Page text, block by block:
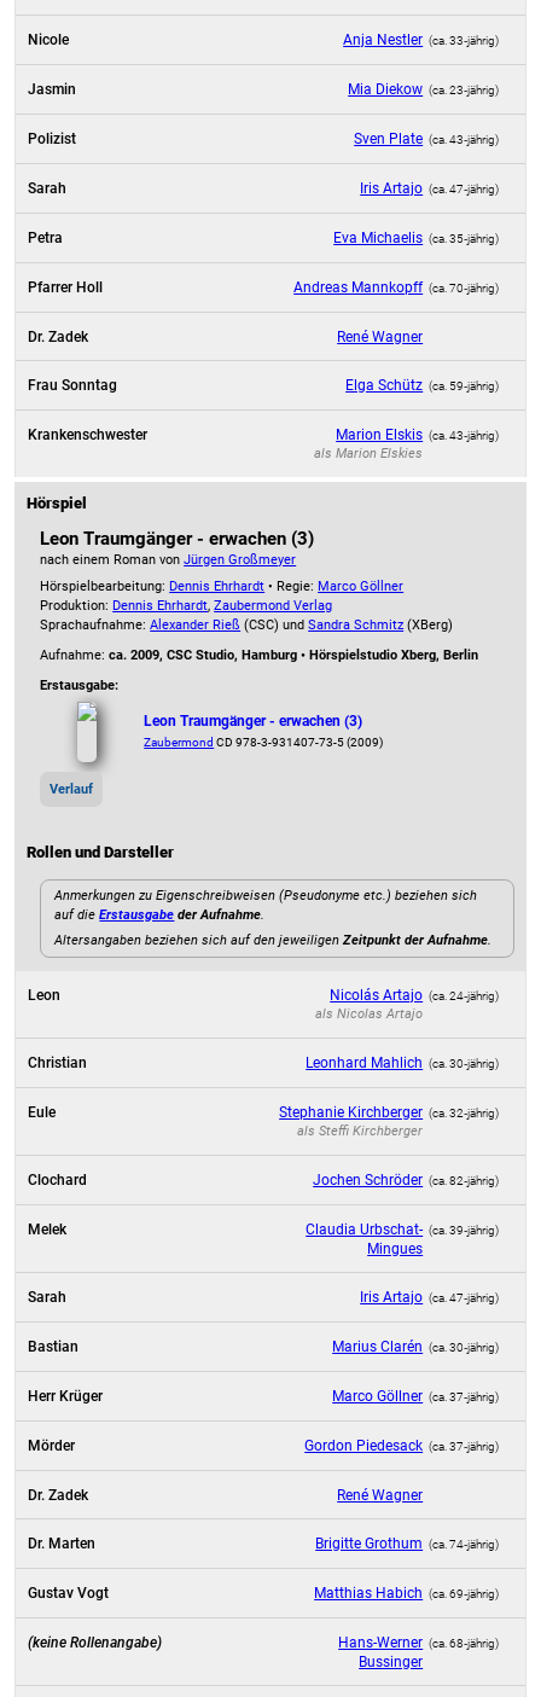
Nicole Anja Nestler (ca. 33‑jährig)
Jasmin Mia Diekow (ca. 23‑jährig)
Polizist Sven Plate (ca. 43‑jährig)
Sarah Iris Artajo (ca. 47‑jährig)
Petra Eva Michaelis (ca. 35‑jährig)
Pfarrer Holl Andreas Mannkopff (ca. 70‑jährig)
Dr. Zadek René Wagner
Frau Sonntag Elga Schütz (ca. 59‑jährig)
Krankenschwester Marion Elskis
alsMarion Elskies
(ca. 43‑jährig)
Hörspiel
Leon Traumgänger - erwachen (3)
nach einem Roman vonJürgen Großmeyer
Hörspielbearbeitung: Dennis Ehrhardt • Regie: Marco Göllner
Produktion: Dennis Ehrhardt,Zaubermond Verlag
Sprachaufnahme:Alexander Rieß (CSC) undSandra Schmitz (XBerg)
Aufnahme:ca. 2009, CSC Studio, Hamburg • Hörspielstudio Xberg, Berlin
Erstausgabe:
Leon Traumgänger - erwachen (3)
Zaubermond CD 978-3-931407-73-5 (2009)
Verlauf
Rollen und Darsteller
Anmerkungen zu Eigenschreibweisen (Pseudonyme etc.) beziehen sich
auf dieErstausgabe der Aufnahme.
Altersangaben beziehen sich auf den jeweiligenZeitpunkt der Aufnahme.
Leon Nicolás Artajo
alsNicolas Artajo
(ca. 24‑jährig)
Christian Leonhard Mahlich (ca. 30‑jährig)
Eule Stephanie Kirchberger
alsSteffi Kirchberger
(ca. 32‑jährig)
Clochard Jochen Schröder (ca. 82‑jährig)
Melek
Claudia Urbschat-
Mingues
(ca. 39‑jährig)
Sarah Iris Artajo (ca. 47‑jährig)
Bastian Marius Clarén (ca. 30‑jährig)
Herr Krüger Marco Göllner (ca. 37‑jährig)
Mörder Gordon Piedesack (ca. 37‑jährig)
Dr. Zadek René Wagner
Dr. Marten Brigitte Grothum (ca. 74‑jährig)
Gustav Vogt Matthias Habich (ca. 69‑jährig)
(keine Rollenangabe)
Hans-Werner
Bussinger
(ca. 68‑jährig)